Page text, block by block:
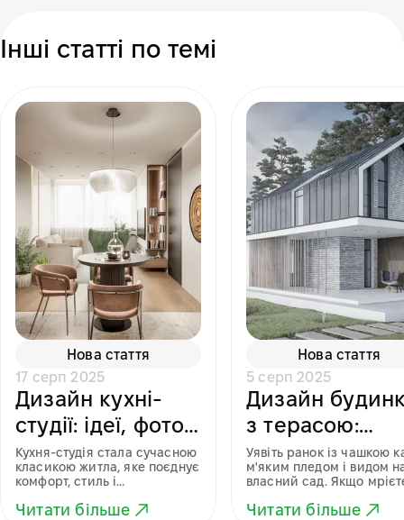
Інші статті по темі
Нова стаття
17 серп 2025
Дизайн кухні-
студії: ідеї, фото
та поради для
створення
сучасного
Кухня-студія стала сучасною
класикою житла, яке поєднує
комфорт, стиль і
Читати більше
Нова стаття
5 серп 2025
Дизайн
з терасою:
створення
ідеального
простору для
Уявіть ранок із чашкою
м'яким пледом і видом
власний сад. Якщо
Читати більше